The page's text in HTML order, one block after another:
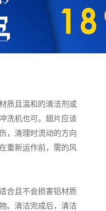
质且温和的清洁剂或
洗机也可。翅片应该
，清理时流动的方向
重新运作前，需的风
合且不会损害铝材质
。清洁完成后，清洁